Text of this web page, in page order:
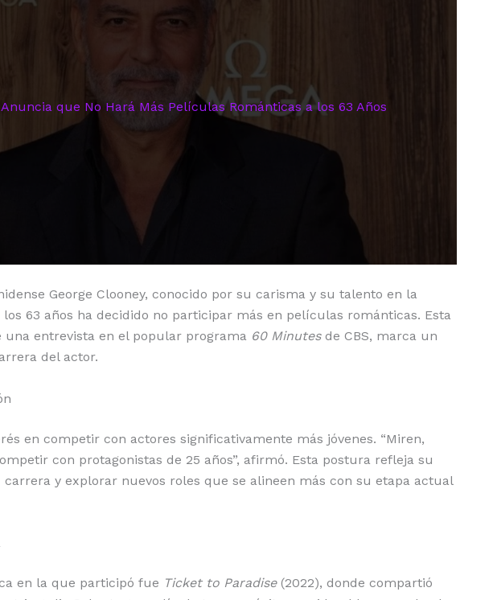
n
que No Hará Más Películas Románticas a los 63 Años
George Clooney, conocido por su carisma y su talento en la
63 años ha decidido no participar más en películas románticas. Esta
entrevista en el popular programa 60 Minutesde CBS, marca un
del actor.
en competir con actores significativamente más jóvenes. “Miren,
con protagonistas de 25 años”, afirmó. Esta postura refleja su
carrera y explorar nuevos roles que se alineen más con su etapa actual
en la que participó fue Ticket to Paradise(2022), donde compartió